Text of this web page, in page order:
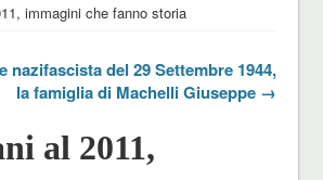
immagini che fanno storia
nazifascista del 29 Settembre 1944,
la famiglia di Machelli Giuseppe →
al 2011,